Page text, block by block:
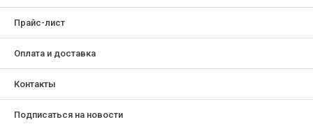
Прайс-лист
Оплата и доставка
Контакты
Подписаться на новости